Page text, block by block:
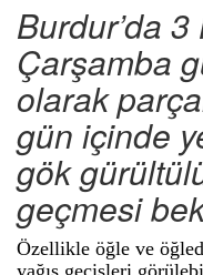
Burdur’da
Çarşamba
olarak
gün içinde
gök
geçmesi
Özellikle öğle ve